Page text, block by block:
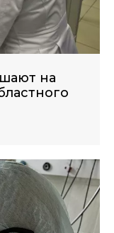
на